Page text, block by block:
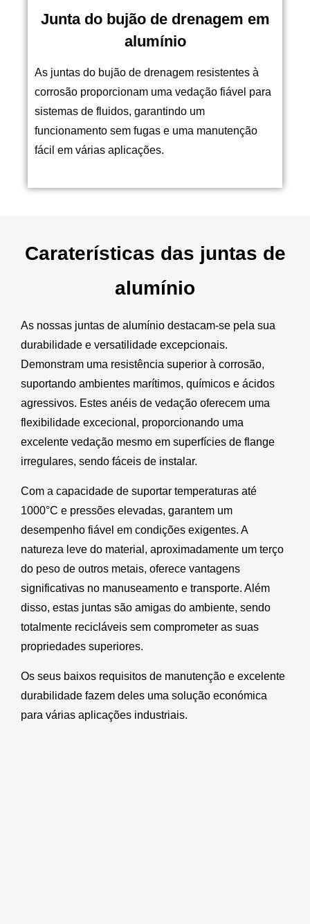
Junta do bujão de drenagem em
alumínio
As juntas do bujão de drenagem resistentes à
corrosão proporcionam uma vedação fiável para
sistemas de fluidos, garantindo um
funcionamento sem fugas e uma manutenção
fácil em várias aplicações.
Caraterísticas das juntas de
alumínio
As nossas juntas de alumínio destacam-se pela sua
durabilidade e versatilidade excepcionais.
Demonstram uma resistência superior à corrosão,
suportando ambientes marítimos, químicos e ácidos
agressivos. Estes anéis de vedação oferecem uma
flexibilidade excecional, proporcionando uma
excelente vedação mesmo em superfícies de flange
irregulares, sendo fáceis de instalar.
Com a capacidade de suportar temperaturas até
1000°C e pressões elevadas, garantem um
desempenho fiável em condições exigentes. A
natureza leve do material, aproximadamente um terço
do peso de outros metais, oferece vantagens
significativas no manuseamento e transporte. Além
disso, estas juntas são amigas do ambiente, sendo
totalmente recicláveis sem comprometer as suas
propriedades superiores.
Os seus baixos requisitos de manutenção e excelente
durabilidade fazem deles uma solução económica
para várias aplicações industriais.